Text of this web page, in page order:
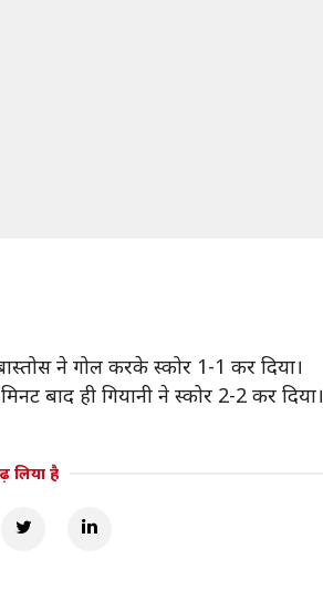
ने गोल करके स्कोर 1-1 कर दिया।
बाद ही गियानी ने स्कोर 2-2 कर दिया।
लिया है